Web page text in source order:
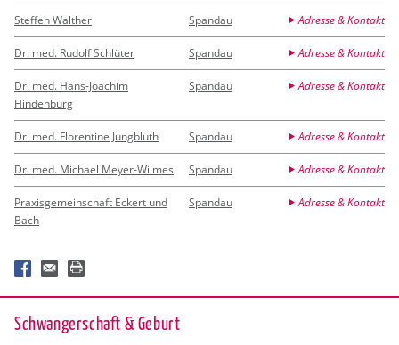
Steffen Walther Spandau Adresse & Kontakt
Dr. med. Rudolf Schlüter Spandau Adresse & Kontakt
Dr. med. Hans-Joachim
Hindenburg
Spandau Adresse & Kontakt
Dr. med. Florentine Jungbluth Spandau Adresse & Kontakt
Dr. med. Michael Meyer-Wilmes Spandau Adresse & Kontakt
Praxisgemeinschaft Eckert und
Bach
Spandau Adresse & Kontakt
Schwan­ger­schaft & Ge­burt